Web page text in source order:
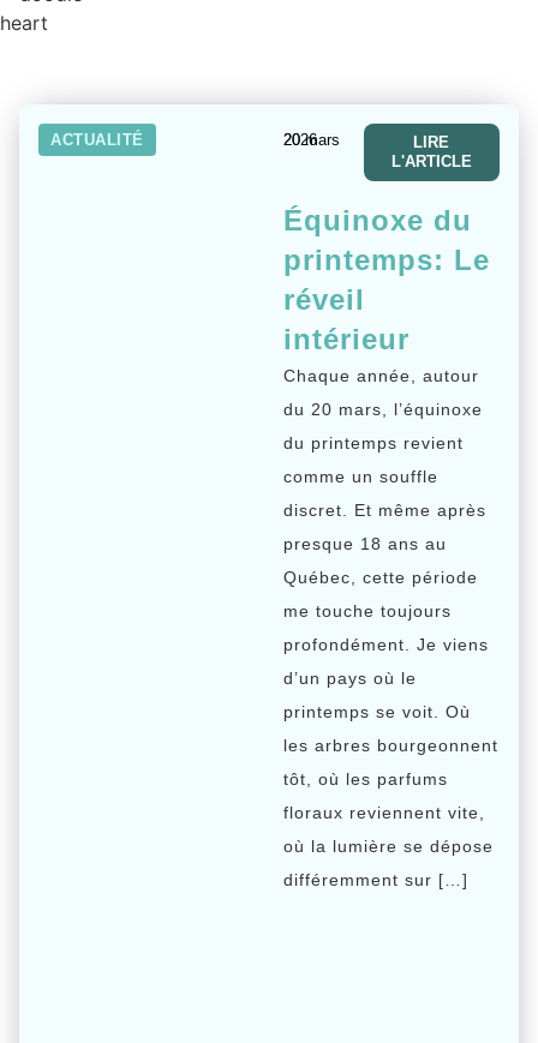
ACTUALITÉ 20 mars 2026
LIRE
L'ARTICLE
Équinoxe du
printemps: Le
réveil
intérieur
Chaque année, autour
du 20 mars, l’équinoxe
du printemps revient
comme un souffle
discret. Et même après
presque 18 ans au
Québec, cette période
me touche toujours
profondément. Je viens
d’un pays où le
printemps se voit. Où
les arbres bourgeonnent
tôt, où les parfums
floraux reviennent vite,
où la lumière se dépose
différemment sur […]